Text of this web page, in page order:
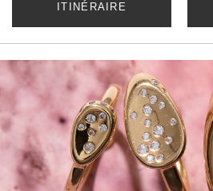
ITINÉRAIRE